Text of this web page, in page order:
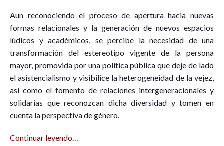
Aun reconociendo el proceso de apertura hacia nuevas
formas relacionales y la generación de nuevos espacios
lúdicos y académicos, se percibe la necesidad de una
transformación del estereotipo vigente de la persona
mayor, promovida por una política pública que deje de lado
el asistencialismo y visibilice la heterogeneidad de la vejez,
así como el fomento de relaciones intergeneracionales y
solidarias que reconozcan dicha diversidad y tomen en
cuenta la perspectiva de género.
Continuar leyendo…